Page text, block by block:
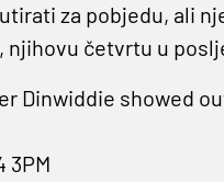
za pobjedu, ali
njihovu četvrtu u
Dinwiddie showed
3PM